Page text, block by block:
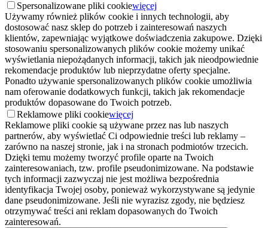
Spersonalizowane pliki cookiewięcej
Używamy również plików cookie i innych technologii, aby
dostosować nasz sklep do potrzeb i zainteresowań naszych
klientów, zapewniając wyjątkowe doświadczenia zakupowe. Dzięki
stosowaniu spersonalizowanych plików cookie możemy unikać
wyświetlania niepożądanych informacji, takich jak nieodpowiednie
rekomendacje produktów lub nieprzydatne oferty specjalne.
Ponadto używanie spersonalizowanych plików cookie umożliwia
nam oferowanie dodatkowych funkcji, takich jak rekomendacje
produktów dopasowane do Twoich potrzeb.
Reklamowe pliki cookiewięcej
Reklamowe pliki cookie są używane przez nas lub naszych
partnerów, aby wyświetlać Ci odpowiednie treści lub reklamy –
zarówno na naszej stronie, jak i na stronach podmiotów trzecich.
Dzięki temu możemy tworzyć profile oparte na Twoich
zainteresowaniach, tzw. profile pseudonimizowane. Na podstawie
tych informacji zazwyczaj nie jest możliwa bezpośrednia
identyfikacja Twojej osoby, ponieważ wykorzystywane są jedynie
dane pseudonimizowane. Jeśli nie wyrazisz zgody, nie będziesz
otrzymywać treści ani reklam dopasowanych do Twoich
zainteresowań.